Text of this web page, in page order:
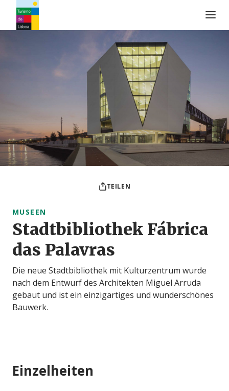
TEILEN
MUSEEN
Stadtbibliothek Fábrica
das Palavras
Die neue Stadtbibliothek mit Kulturzentrum wurde
nach dem Entwurf des Architekten Miguel Arruda
gebaut und ist ein einzigartiges und wunderschönes
Bauwerk.
Einzelheiten